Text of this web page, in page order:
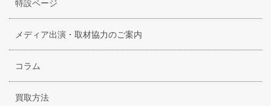
特設ページ
メディア出演・取材協力のご案内
コラム
買取方法